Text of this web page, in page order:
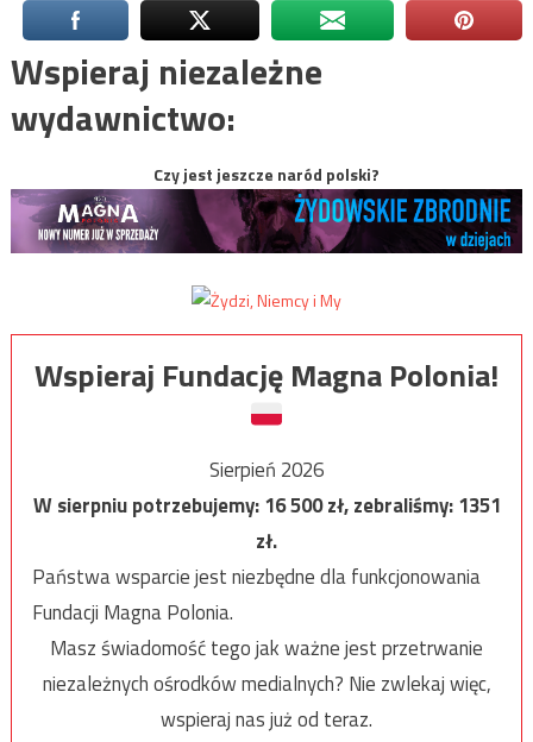
Wspieraj niezależne
wydawnictwo:
Czy jest jeszcze naród polski?
Wspieraj Fundację Magna Polonia!
Sierpień 2026
W sierpniu potrzebujemy:16 500zł, zebraliśmy:1351
zł.
Państwa wsparcie jest niezbędne dla funkcjonowania
Fundacji Magna Polonia.
Masz świadomość tego jak ważne jest przetrwanie
niezależnych ośrodków medialnych? Nie zwlekaj więc,
wspieraj nas już od teraz.